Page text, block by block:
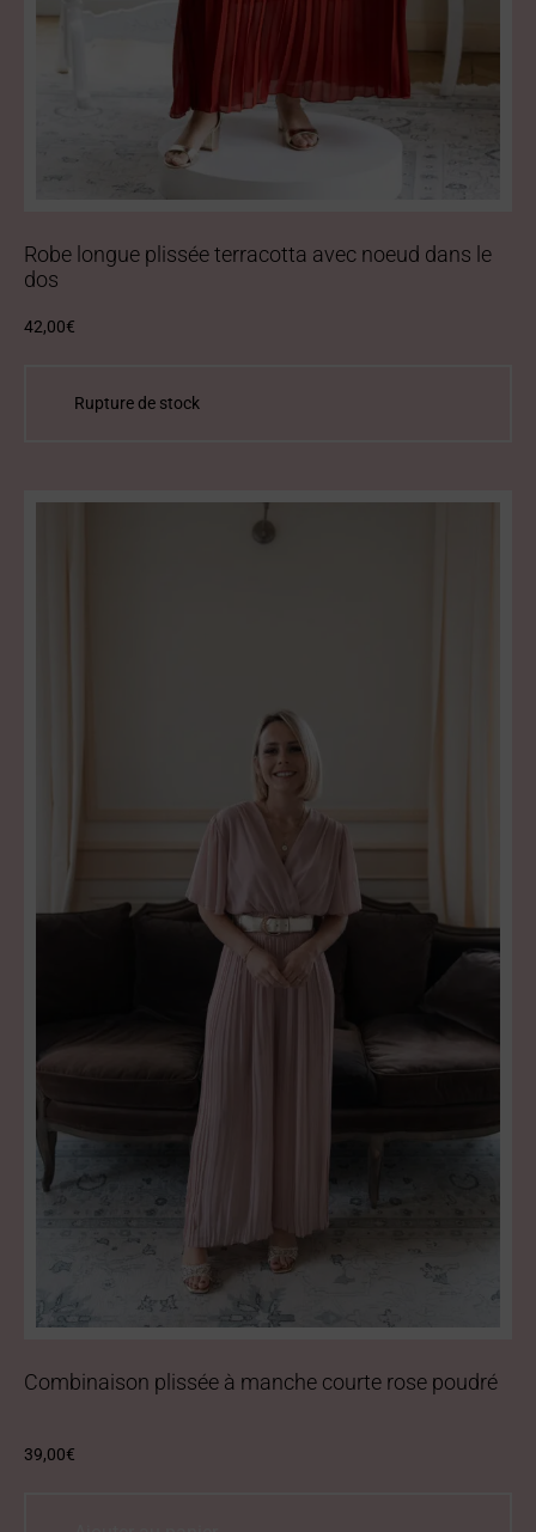
Robe longue plissée terracotta avec noeud dans le
dos
42,00€
Combinaison plissée à manche courte rose poudré
39,00€
-10% sur votre première
commande
Recevez également nos
nouveautés, collections et